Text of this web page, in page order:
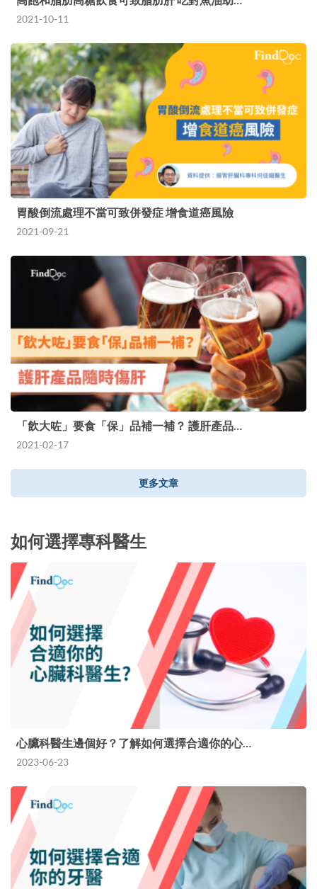
2021-10-11
胃酸倒流處理不當可致併發症 增食道癌風險
2021-09-21
「飲大咗」要食「保」品補一補？ 護肝產品…
2021-02-17
更多文章
如何選擇專科醫生
心臟科醫生邊個好？了解如何選擇合適你的心…
2023-06-23